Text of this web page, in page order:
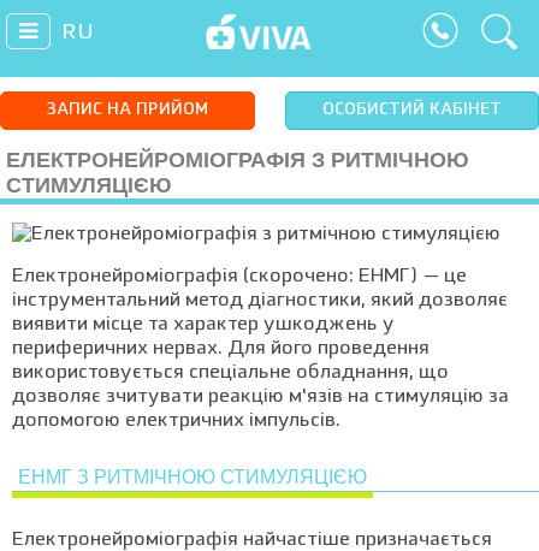
RU
ЗАПИС НА ПРИЙОМ ОСОБИСТИЙ КАБІНЕТ
ЕЛЕКТРОНЕЙРОМІОГРАФІЯ З РИТМІЧНОЮ
СТИМУЛЯЦІЄЮ
Електронейроміографія (скорочено: ЕНМГ) — це
інструментальний метод діагностики, який дозволяє
виявити місце та характер ушкоджень у
периферичних нервах. Для його проведення
використовується спеціальне обладнання, що
дозволяє зчитувати реакцію м'язів на стимуляцію за
допомогою електричних імпульсів.
ЕНМГ З РИТМІЧНОЮ СТИМУЛЯЦІЄЮ
Електронейроміографія найчастіше призначається